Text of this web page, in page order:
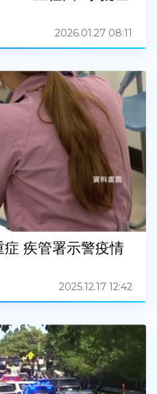
2026.01.27 08:11
疾管署示警疫情
2025.12.17 12:42